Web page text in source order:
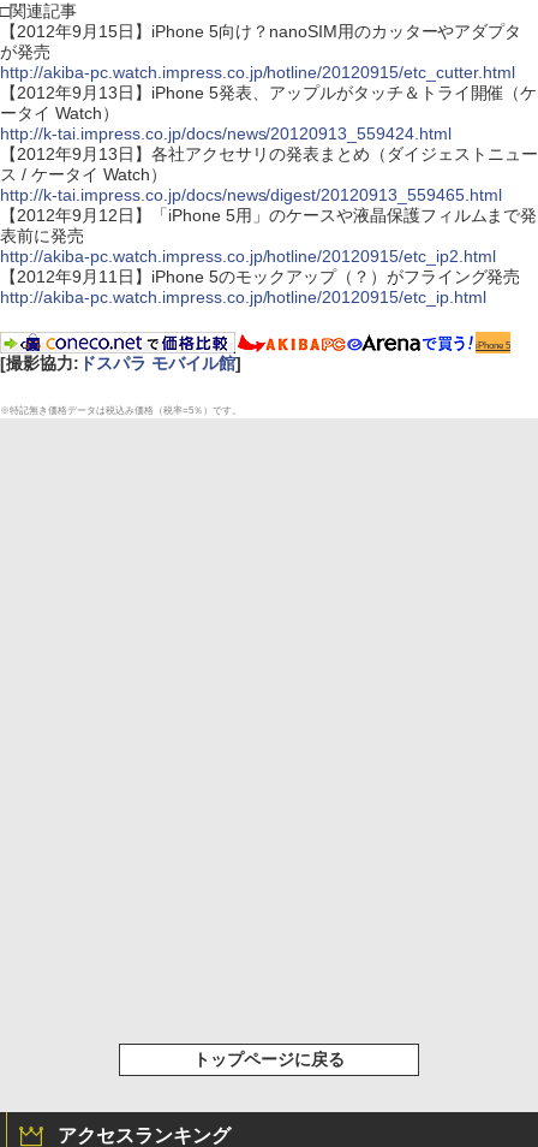
□関連記事
【2012年9月15日】iPhone 5向け？nanoSIM用のカッターやアダプタ
が発売
http://akiba-pc.watch.impress.co.jp/hotline/20120915/etc_cutter.html
【2012年9月13日】iPhone 5発表、アップルがタッチ＆トライ開催（ケ
ータイ Watch）
http://k-tai.impress.co.jp/docs/news/20120913_559424.html
【2012年9月13日】各社アクセサリの発表まとめ（ダイジェストニュー
ス / ケータイ Watch）
http://k-tai.impress.co.jp/docs/news/digest/20120913_559465.html
【2012年9月12日】「iPhone 5用」のケースや液晶保護フィルムまで発
表前に発売
http://akiba-pc.watch.impress.co.jp/hotline/20120915/etc_ip2.html
【2012年9月11日】iPhone 5のモックアップ（？）がフライング発売
http://akiba-pc.watch.impress.co.jp/hotline/20120915/etc_ip.html
iPhone 5
[撮影協力: ドスパラ モバイル館]
※特記無き価格データは税込み価格（税率=5％）です。
トップページに戻る
アクセスランキング